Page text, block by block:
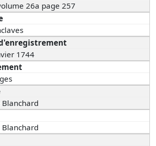
26a page 257
1744
Blanchard
Blanchard